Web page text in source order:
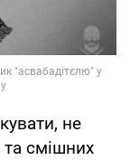
не
та смішних